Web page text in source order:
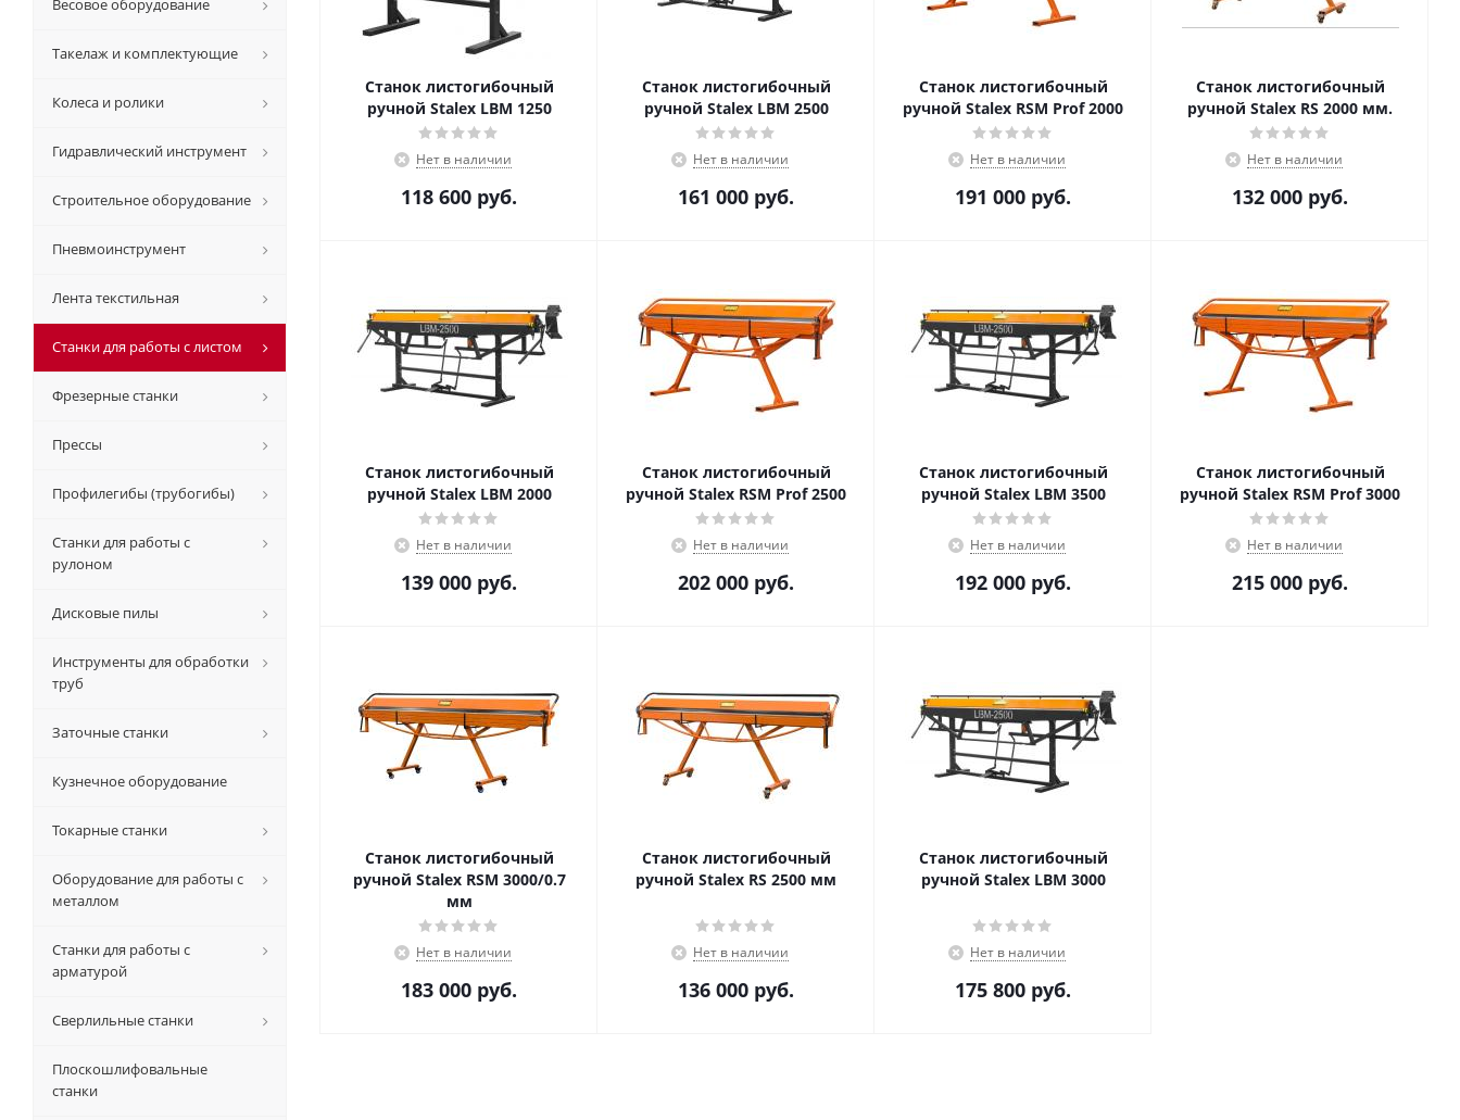
Станок листогибочный
ручной Stalex LBM 1250
Нет в наличии
118 600 руб.
Станок листогибочный
ручной Stalex LBM 2500
Нет в наличии
161 000 руб.
Станок листогибочный
ручной Stalex RSM Prof 2000
Нет в наличии
191 000 руб.
Станок листогибочный
ручной Stalex RS 2000 мм.
Нет в наличии
132 000 руб.
Станок листогибочный
ручной Stalex LBM 2000
Нет в наличии
139 000 руб.
Станок листогибочный
ручной Stalex RSM Prof 2500
Нет в наличии
202 000 руб.
Станок листогибочный
ручной Stalex LBM 3500
Нет в наличии
192 000 руб.
Станок листогибочный
ручной Stalex RSM Prof 3000
Нет в наличии
215 000 руб.
Станок листогибочный
ручной Stalex RSM 3000/0.7
мм
Нет в наличии
183 000 руб.
Станок листогибочный
ручной Stalex RS 2500 мм
Нет в наличии
136 000 руб.
Станок листогибочный
ручной Stalex LBM 3000
Нет в наличии
175 800 руб.
Весовое оборудование
Такелаж и комплектующие
Колеса и ролики
Гидравлический инструмент
Строительное оборудование
Пневмоинструмент
Лента текстильная
Станки для работы с листом
Фрезерные станки
Прессы
Профилегибы (трубогибы)
Станки для работы с
рулоном
Дисковые пилы
Инструменты для обработки
труб
Заточные станки
Кузнечное оборудование
Токарные станки
Оборудование для работы с
металлом
Станки для работы с
арматурой
Сверлильные станки
Плоскошлифовальные
станки